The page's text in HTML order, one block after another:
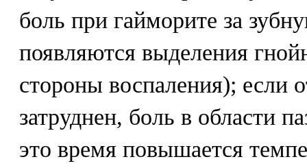
боль при гайморите за
появляются выделения
стороны воспаления); если
затруднен, боль в области
это время повышается